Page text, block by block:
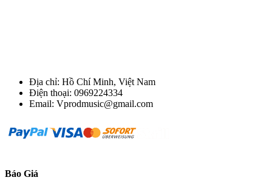
Địa chỉ: Hồ Chí Minh, Việt Nam
Điện thoại: 0969224334
Email: Vprodmusic@gmail.com
Báo Giá